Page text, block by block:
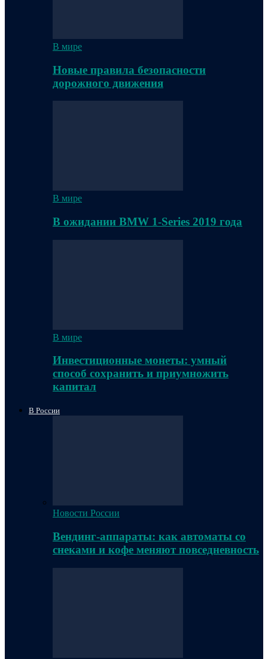
В мире
Новые правила безопасности
дорожного движения
В мире
В ожидании BMW 1-Series 2019 года
В мире
Инвестиционные монеты: умный
способ сохранить и приумножить
капитал
В России
Новости России
Вендинг-аппараты: как автоматы со
снеками и кофе меняют повседневность